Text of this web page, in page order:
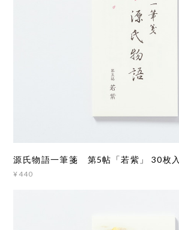
源氏物語一筆箋 第5帖「若紫」 30枚入
¥440